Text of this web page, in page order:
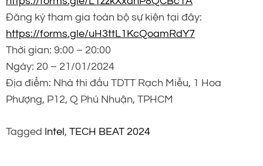
Đăng ký tham gia toàn bộ sự kiện tại đây:
https://forms.gle/uH3ttL1KcQoamRdY7
Thời gian: 9:00 – 20:00
Ngày: 20 – 21/01/2024
Địa điểm: Nhà thi đấu TDTT Rạch Miễu, 1 Hoa
Phượng, P12, Q Phú Nhuận, TPHCM
Tagged Intel , TECH BEAT 2024